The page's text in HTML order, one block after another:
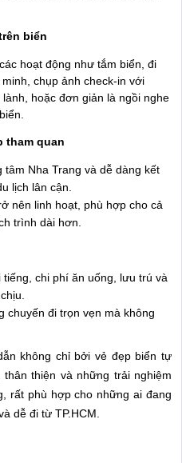
biển
hoạt động như tắm biển, đi
chụp ảnh check-in với
hoặc đơn giản là ngồi nghe
tham quan
tâm Nha Trang và dễ dàng kết
lịch lân cận.
nên linh hoạt, phù hợp cho cả
trình dài hơn.
chi phí ăn uống, lưu trú và
chuyến đi trọn vẹn mà không
không chỉ bởi vẻ đẹp biển tự
thiện và những trải nghiệm
rất phù hợp cho những ai đang
dễ đi từ TP.HCM.